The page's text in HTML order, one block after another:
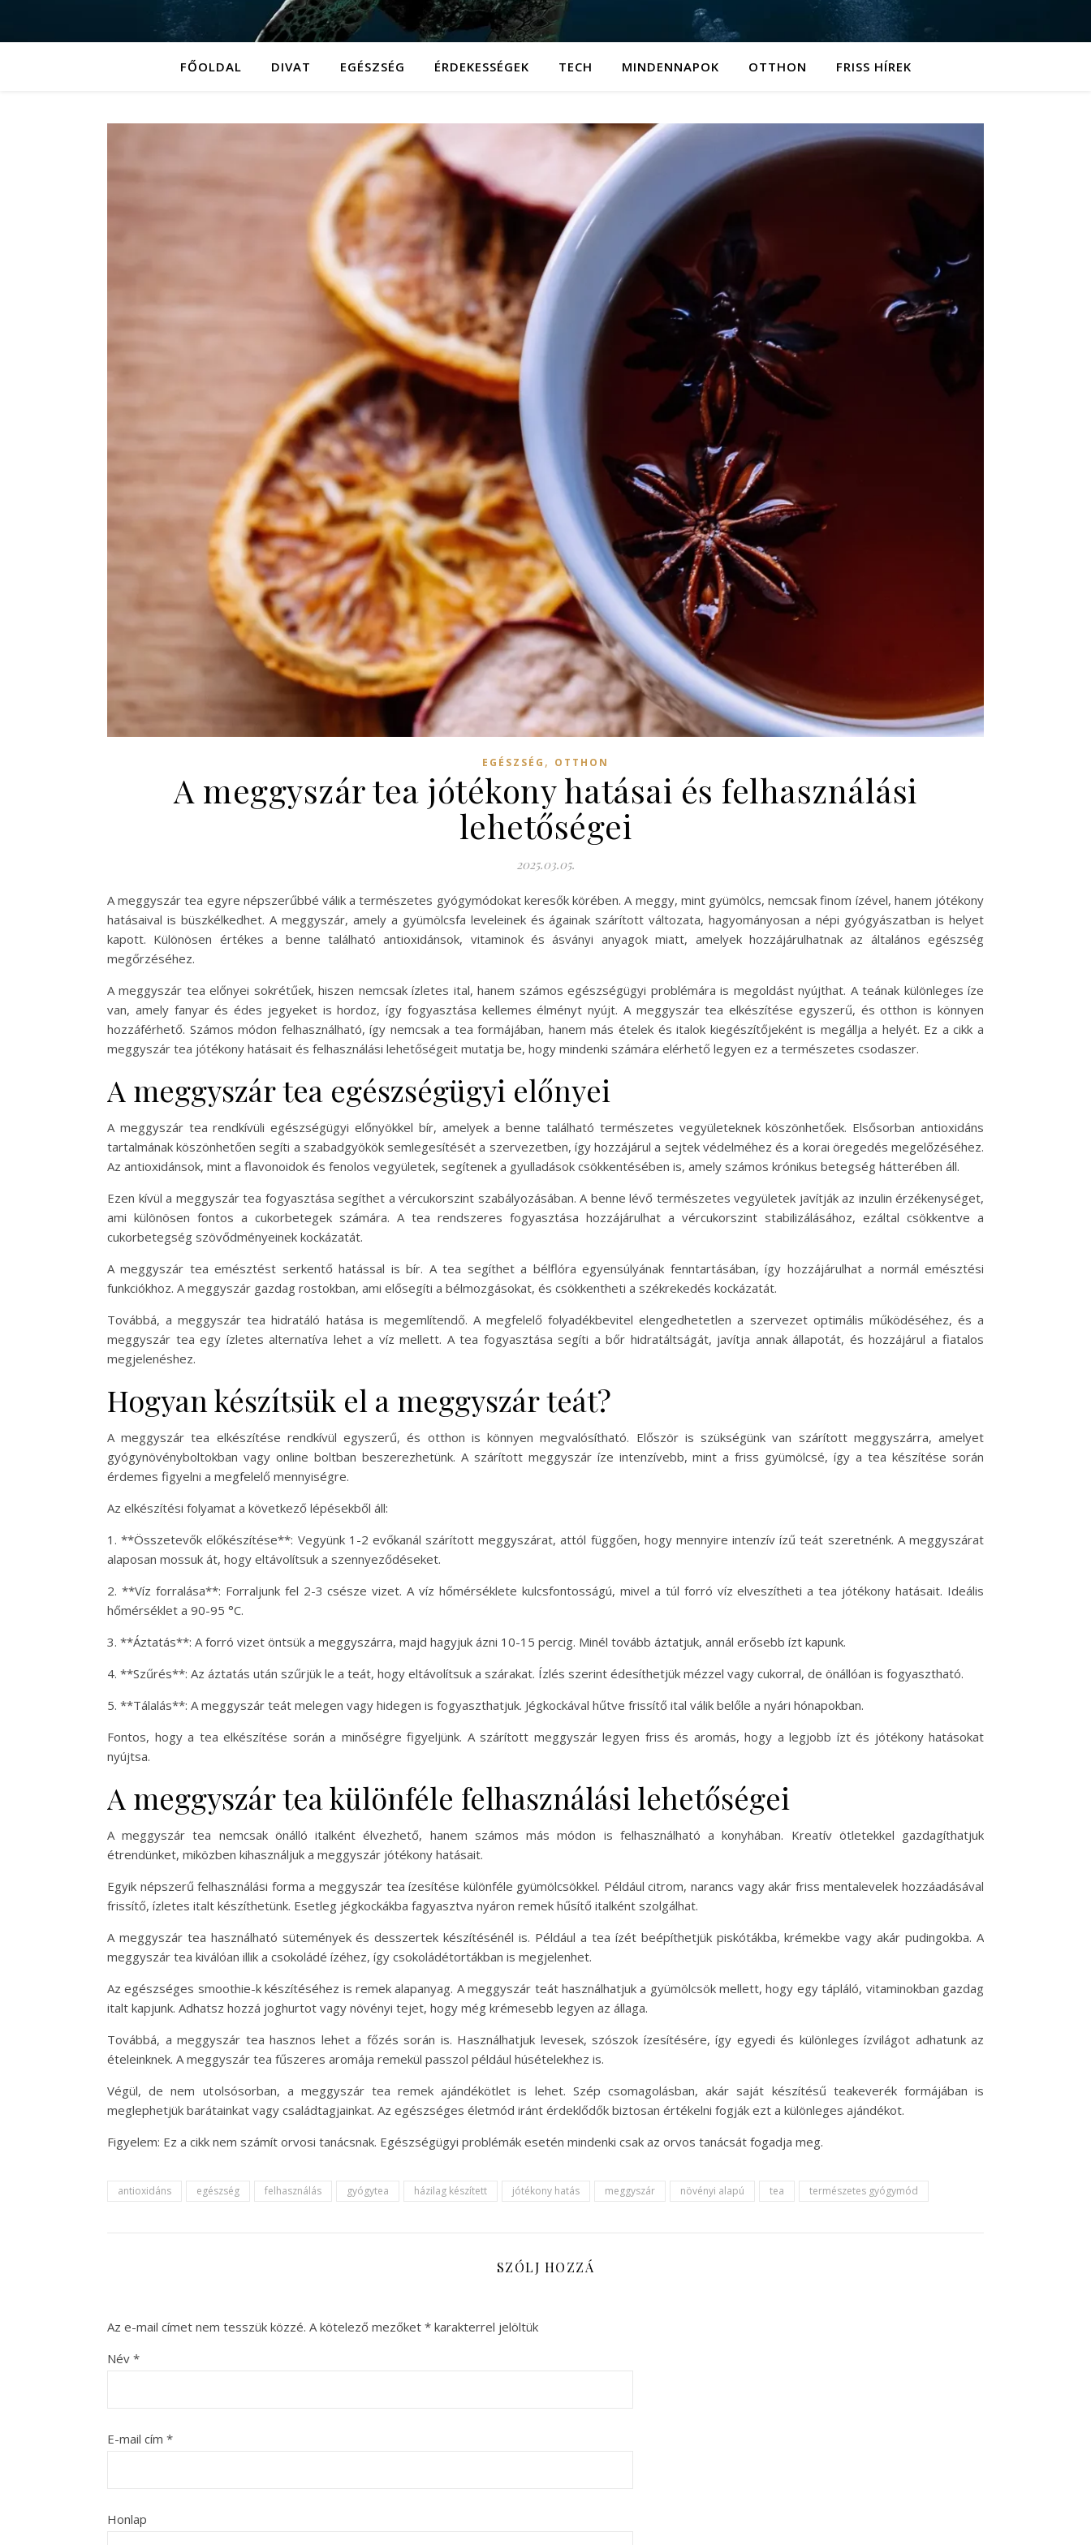
FŐOLDAL DIVAT EGÉSZSÉG ÉRDEKESSÉGEK TECH MINDENNAPOK OTTHON FRISS HÍREK
EGÉSZSÉG , OTTHON
A meggyszár tea jótékony hatásai és felhasználási
lehetőségei
2025.03.05.
A meggyszár tea egyre népszerűbbé válik a természetes gyógymódokat keresők körében. A meggy, mint gyümölcs, nemcsak finom ízével, hanem jótékony
hatásaival is büszkélkedhet. A meggyszár, amely a gyümölcsfa leveleinek és ágainak szárított változata, hagyományosan a népi gyógyászatban is helyet
kapott. Különösen értékes a benne található antioxidánsok, vitaminok és ásványi anyagok miatt, amelyek hozzájárulhatnak az általános egészség
megőrzéséhez.
A meggyszár tea előnyei sokrétűek, hiszen nemcsak ízletes ital, hanem számos egészségügyi problémára is megoldást nyújthat. A teának különleges íze
van, amely fanyar és édes jegyeket is hordoz, így fogyasztása kellemes élményt nyújt. A meggyszár tea elkészítése egyszerű, és otthon is könnyen
hozzáférhető. Számos módon felhasználható, így nemcsak a tea formájában, hanem más ételek és italok kiegészítőjeként is megállja a helyét. Ez a cikk a
meggyszár tea jótékony hatásait és felhasználási lehetőségeit mutatja be, hogy mindenki számára elérhető legyen ez a természetes csodaszer.
A meggyszár tea egészségügyi előnyei
A meggyszár tea rendkívüli egészségügyi előnyökkel bír, amelyek a benne található természetes vegyületeknek köszönhetőek. Elsősorban antioxidáns
tartalmának köszönhetően segíti a szabadgyökök semlegesítését a szervezetben, így hozzájárul a sejtek védelméhez és a korai öregedés megelőzéséhez.
Az antioxidánsok, mint a flavonoidok és fenolos vegyületek, segítenek a gyulladások csökkentésében is, amely számos krónikus betegség hátterében áll.
Ezen kívül a meggyszár tea fogyasztása segíthet a vércukorszint szabályozásában. A benne lévő természetes vegyületek javítják az inzulin érzékenységet,
ami különösen fontos a cukorbetegek számára. A tea rendszeres fogyasztása hozzájárulhat a vércukorszint stabilizálásához, ezáltal csökkentve a
cukorbetegség szövődményeinek kockázatát.
A meggyszár tea emésztést serkentő hatással is bír. A tea segíthet a bélflóra egyensúlyának fenntartásában, így hozzájárulhat a normál emésztési
funkciókhoz. A meggyszár gazdag rostokban, ami elősegíti a bélmozgásokat, és csökkentheti a székrekedés kockázatát.
Továbbá, a meggyszár tea hidratáló hatása is megemlítendő. A megfelelő folyadékbevitel elengedhetetlen a szervezet optimális működéséhez, és a
meggyszár tea egy ízletes alternatíva lehet a víz mellett. A tea fogyasztása segíti a bőr hidratáltságát, javítja annak állapotát, és hozzájárul a fiatalos
megjelenéshez.
Hogyan készítsük el a meggyszár teát?
A meggyszár tea elkészítése rendkívül egyszerű, és otthon is könnyen megvalósítható. Először is szükségünk van szárított meggyszárra, amelyet
gyógynövényboltokban vagy online boltban beszerezhetünk. A szárított meggyszár íze intenzívebb, mint a friss gyümölcsé, így a tea készítése során
érdemes figyelni a megfelelő mennyiségre.
Az elkészítési folyamat a következő lépésekből áll:
1. **Összetevők előkészítése**: Vegyünk 1-2 evőkanál szárított meggyszárat, attól függően, hogy mennyire intenzív ízű teát szeretnénk. A meggyszárat
alaposan mossuk át, hogy eltávolítsuk a szennyeződéseket.
2. **Víz forralása**: Forraljunk fel 2-3 csésze vizet. A víz hőmérséklete kulcsfontosságú, mivel a túl forró víz elveszítheti a tea jótékony hatásait. Ideális
hőmérséklet a 90-95 °C.
3. **Áztatás**: A forró vizet öntsük a meggyszárra, majd hagyjuk ázni 10-15 percig. Minél tovább áztatjuk, annál erősebb ízt kapunk.
4. **Szűrés**: Az áztatás után szűrjük le a teát, hogy eltávolítsuk a szárakat. Ízlés szerint édesíthetjük mézzel vagy cukorral, de önállóan is fogyasztható.
5. **Tálalás**: A meggyszár teát melegen vagy hidegen is fogyaszthatjuk. Jégkockával hűtve frissítő ital válik belőle a nyári hónapokban.
Fontos, hogy a tea elkészítése során a minőségre figyeljünk. A szárított meggyszár legyen friss és aromás, hogy a legjobb ízt és jótékony hatásokat
nyújtsa.
A meggyszár tea különféle felhasználási lehetőségei
A meggyszár tea nemcsak önálló italként élvezhető, hanem számos más módon is felhasználható a konyhában. Kreatív ötletekkel gazdagíthatjuk
étrendünket, miközben kihasználjuk a meggyszár jótékony hatásait.
Egyik népszerű felhasználási forma a meggyszár tea ízesítése különféle gyümölcsökkel. Például citrom, narancs vagy akár friss mentalevelek hozzáadásával
frissítő, ízletes italt készíthetünk. Esetleg jégkockákba fagyasztva nyáron remek hűsítő italként szolgálhat.
A meggyszár tea használható sütemények és desszertek készítésénél is. Például a tea ízét beépíthetjük piskótákba, krémekbe vagy akár pudingokba. A
meggyszár tea kiválóan illik a csokoládé ízéhez, így csokoládétortákban is megjelenhet.
Az egészséges smoothie-k készítéséhez is remek alapanyag. A meggyszár teát használhatjuk a gyümölcsök mellett, hogy egy tápláló, vitaminokban gazdag
italt kapjunk. Adhatsz hozzá joghurtot vagy növényi tejet, hogy még krémesebb legyen az állaga.
Továbbá, a meggyszár tea hasznos lehet a főzés során is. Használhatjuk levesek, szószok ízesítésére, így egyedi és különleges ízvilágot adhatunk az
ételeinknek. A meggyszár tea fűszeres aromája remekül passzol például húsételekhez is.
Végül, de nem utolsósorban, a meggyszár tea remek ajándékötlet is lehet. Szép csomagolásban, akár saját készítésű teakeverék formájában is
meglephetjük barátainkat vagy családtagjainkat. Az egészséges életmód iránt érdeklődők biztosan értékelni fogják ezt a különleges ajándékot.
Figyelem: Ez a cikk nem számít orvosi tanácsnak. Egészségügyi problémák esetén mindenki csak az orvos tanácsát fogadja meg.
antioxidáns egészség felhasználás gyógytea házilag készített jótékony hatás meggyszár növényi alapú tea természetes gyógymód
SZÓLJ HOZZÁ
Az e-mail címet nem tesszük közzé. A kötelező mezőket * karakterrel jelöltük
Név *
E-mail cím *
Honlap